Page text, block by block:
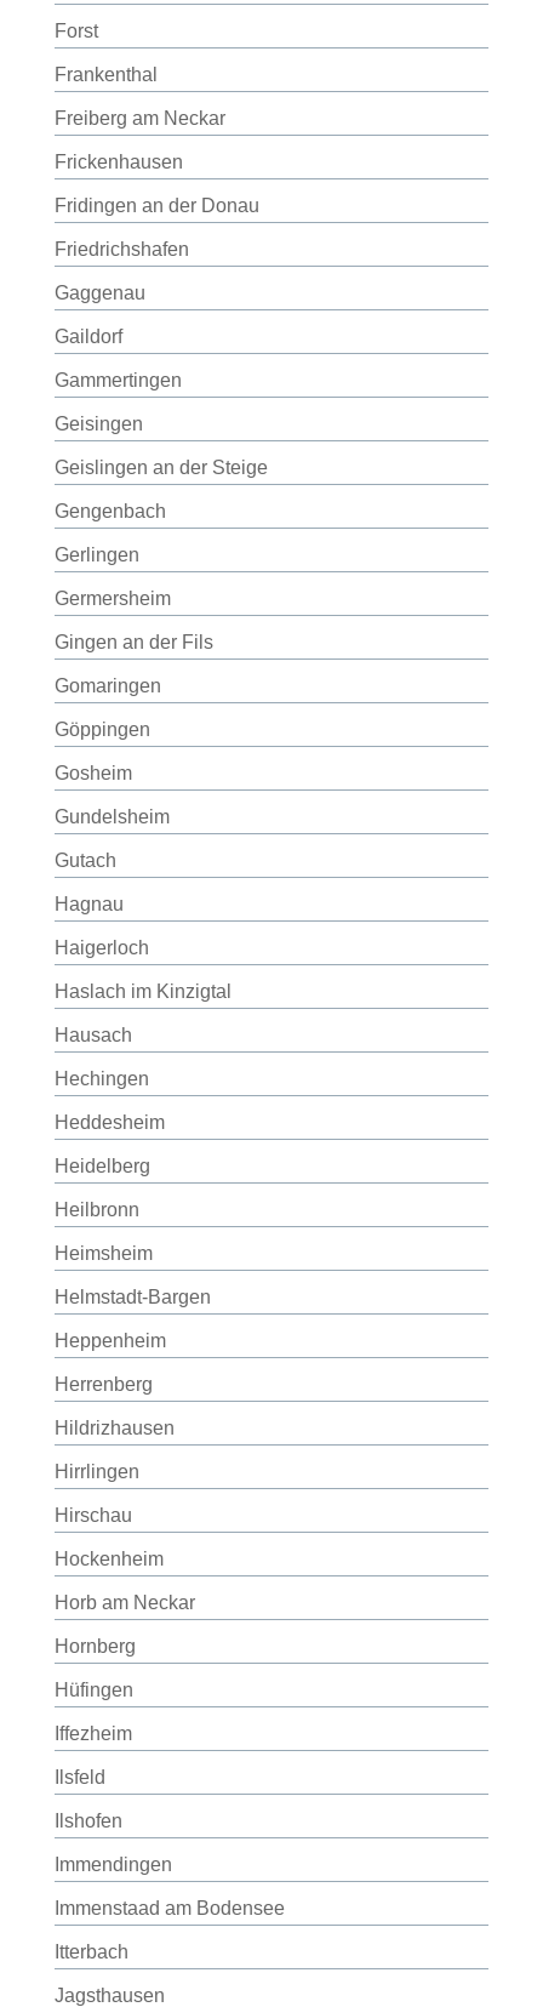
Forst
Frankenthal
Freiberg am Neckar
Frickenhausen
Fridingen an der Donau
Friedrichshafen
Gaggenau
Gaildorf
Gammertingen
Geisingen
Geislingen an der Steige
Gengenbach
Gerlingen
Germersheim
Gingen an der Fils
Gomaringen
Göppingen
Gosheim
Gundelsheim
Gutach
Hagnau
Haigerloch
Haslach im Kinzigtal
Hausach
Hechingen
Heddesheim
Heidelberg
Heilbronn
Heimsheim
Helmstadt-Bargen
Heppenheim
Herrenberg
Hildrizhausen
Hirrlingen
Hirschau
Hockenheim
Horb am Neckar
Hornberg
Hüfingen
Iffezheim
Ilsfeld
Ilshofen
Immendingen
Immenstaad am Bodensee
Itterbach
Jagsthausen